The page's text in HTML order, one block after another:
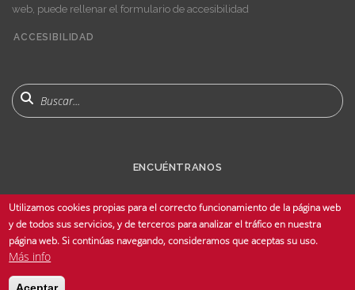
web, puede rellenar el formulario de accesibilidad
menu
ACCESIBILIDAD
Buscar
ENCUÉNTRANOS
© Copyright 2025 Universidad de Sevilla - Todos los derechos reservados -
Utilizamos cookies propias para el correcto funcionamiento de la página web
y de todos sus servicios, y de terceros para analizar el tráfico en nuestra
página web. Si continúas navegando, consideramos que aceptas su uso.
Más info